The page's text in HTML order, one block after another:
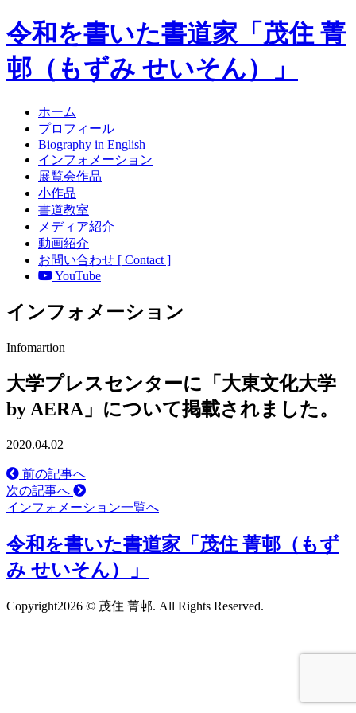
令和を書いた書道家「茂住 菁
邨（もずみ せいそん）」
ホーム
プロフィール
Biography in English
インフォメーション
展覧会作品
小作品
書道教室
メディア紹介
動画紹介
お問い合わせ [ Contact ]
YouTube
インフォメーション
Infomartion
大学プレスセンターに「大東文化大学
by AERA」について掲載されました。
2020.04.02
前の記事へ
次の記事へ
インフォメーション一覧へ
令和を書いた書道家「茂住 菁邨（もず
み せいそん）」
Copyright2026 © 茂住 菁邨. All Rights Reserved.